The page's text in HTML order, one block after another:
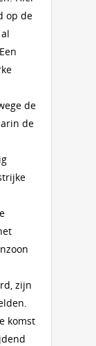
op de
de
de
zijn
komst